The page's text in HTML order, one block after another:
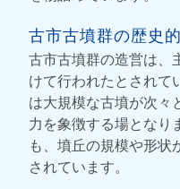
古市古墳群の歴史
古市古墳群の造営は、
けて行われたとされて
は大規模な古墳が次々
力を象徴する場となり
も、墳丘の規模や形状
されています。